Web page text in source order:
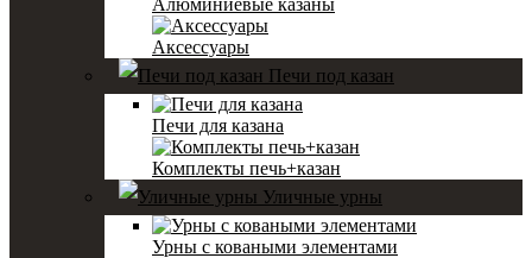
Алюминиевые казаны
Аксессуары
Печи под казан
Печи для казана
Комплекты печь+казан
Уличные урны
Урны с коваными элементами